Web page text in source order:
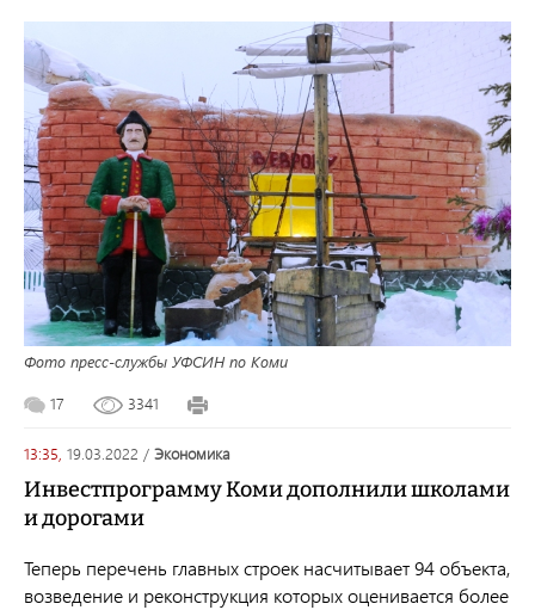
Фото пресс-службы УФСИН по Коми
17 3341
13:35, 19.03.2022 / экономика
Инвестпрограмму Коми дополнили школами
и дорогами
Теперь перечень главных строек насчитывает 94 объекта,
возведение и реконструкция которых оценивается более